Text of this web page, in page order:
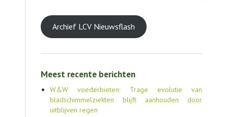
Archief LCV Nieuwsflash
Meest recente berichten
W&W voederbieten: Trage evolutie van
bladschimmelziekten blijft aanhouden door
uitblijven regen